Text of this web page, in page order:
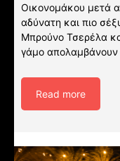
Οικονομάκου μετά
αδύνατη και πιο
Μπρούνο Τσερέλα
γάμο απολαμβάνουν
Read more